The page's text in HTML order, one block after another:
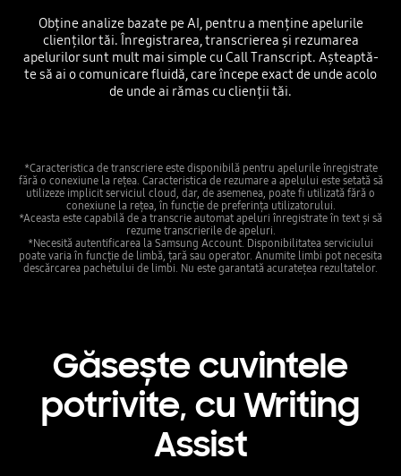
Obține analize bazate pe AI, pentru a menține apelurile
clienților tăi. Înregistrarea, transcrierea și rezumarea
apelurilor sunt mult mai simple cu Call Transcript. Așteaptă-
te să ai o comunicare fluidă, care începe exact de unde acolo
de unde ai rămas cu clienții tăi.
*Caracteristica de transcriere este disponibilă pentru apelurile înregistrate
fără o conexiune la rețea. Caracteristica de rezumare a apelului este setată să
utilizeze implicit serviciul cloud, dar, de asemenea, poate fi utilizată fără o
conexiune la rețea, în funcție de preferința utilizatorului.
*Aceasta este capabilă de a transcrie automat apeluri înregistrate în text și să
rezume transcrierile de apeluri.
*Necesită autentificarea la Samsung Account. Disponibilitatea serviciului
poate varia în funcție de limbă, țară sau operator. Anumite limbi pot necesita
descărcarea pachetului de limbi. Nu este garantată acuratețea rezultatelor.
Găsește cuvintele
potrivite, cu Writing
Assist